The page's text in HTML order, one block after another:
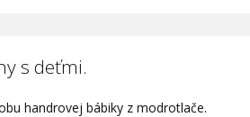
s deťmi.
handrovej bábiky z modrotlače.